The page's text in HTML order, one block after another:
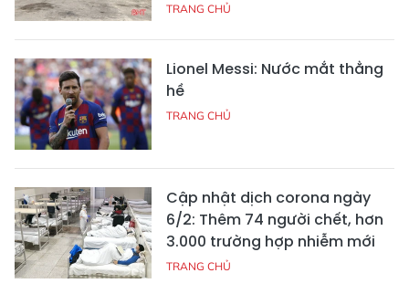
TRANG CHỦ
Lionel Messi: Nước mắt thằng
hề
TRANG CHỦ
Cập nhật dịch corona ngày
6/2: Thêm 74 người chết, hơn
3.000 trường hợp nhiễm mới
TRANG CHỦ